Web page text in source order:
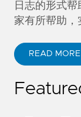
日志的形式
家有所帮助，
READ MORE